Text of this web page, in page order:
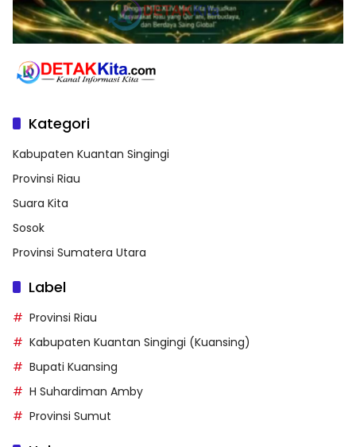
Kategori
Kabupaten Kuantan Singingi
Provinsi Riau
Suara Kita
Sosok
Provinsi Sumatera Utara
Label
Provinsi Riau
Kabupaten Kuantan Singingi (Kuansing)
Bupati Kuansing
H Suhardiman Amby
Provinsi Sumut